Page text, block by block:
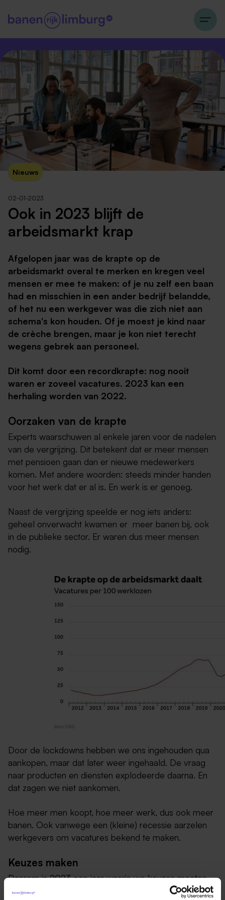
Nieuws
02-01-2023
Ook in 2023 blijft de
arbeidsmarkt krap
Afgelopen jaar was de krapte op de
arbeidsmarkt overal te merken en kregen veel
mensen er mee te maken: of je nu zelf een baan
had en misschien in een ander bedrijf belandde,
of het nu een werkgever was die zich niet aan
schema's kon houden. Of je moest je kind naar
de crèche brengen, maar je kon niet terecht
wegens gebrek aan personeel.
Dit komt door een recordkrapte: nog nooit
waren er zoveel vacatures. 2023 kan een
herhaling worden van 2022.
Oorzaken van de krapte
Experts waarschuwen al enkele jaren voor de nadelen
van de vergrijzing. Dit betekent dat er meer mensen
met pensioen gaan dan er nieuwe medewerkers
komen. Met andere woorden: steeds minder handen
voor het werk dat er al is. En werk is er genoeg.
Naast de vergrijzing speelde er nog iets anders:
geheel onverwacht kwamen er meer banen bij, ook
in de publieke sector. Er waren dus meer mensen
nodig.
Door de lockdowns hebben we ons ingehouden qua
aankopen, maar dat later weer ingehaald. De vraag
naar producten en diensten explodeerde daarna. En
dat zagen we niet aankomen.
Hoe meer men koopt, hoe meer werk, dus ook meer
banen. Ook vanwege een (kleine) recessie aarzelen
werkgevers om vacatures bekend te maken.
Keuzes maken
Daarom is 2023 een jaar waarin we keuzes moeten
maken. Bedrijven moeten kiezen: maken we tien